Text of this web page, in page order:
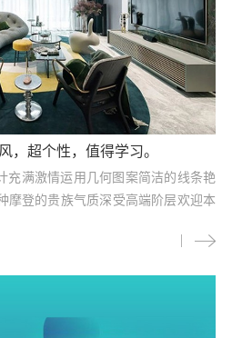
，超个性，值得学习。
充满激情运用几何图案简洁的线条艳
摩登的贵族气质深受高端阶层欢迎本